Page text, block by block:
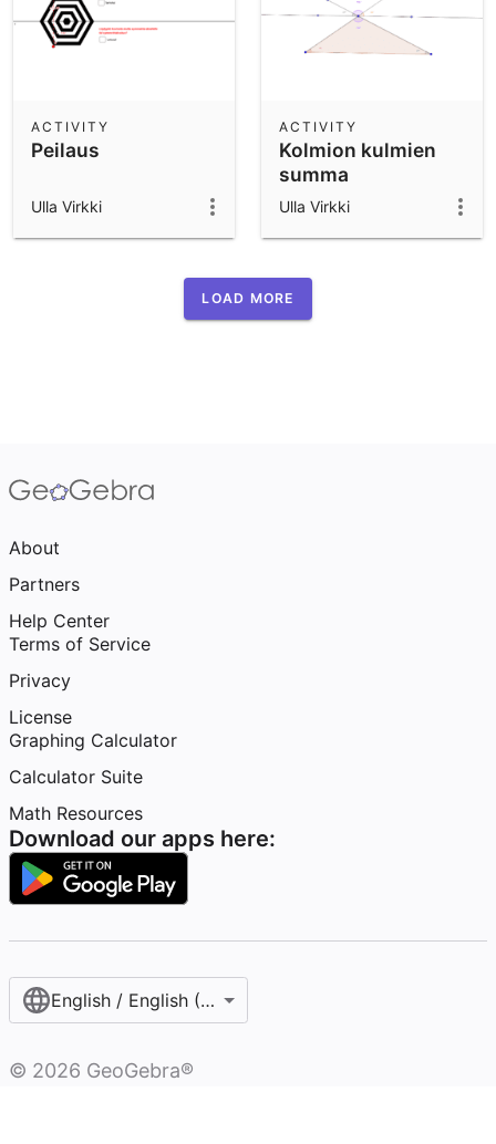
Peilaus
ACTIVITY
Ulla Virkki
Kolmion kulmien
summa
ACTIVITY
Ulla Virkki
LOAD MORE
About
Partners
Help Center
Terms of Service
Privacy
License
Graphing Calculator
Calculator Suite
Math Resources
Download our apps here:
English / English (United States)
© 2026 GeoGebra®